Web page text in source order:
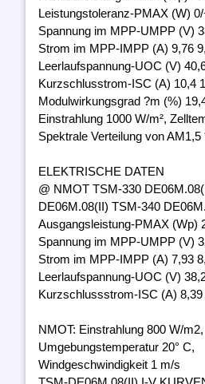
Leistungstoleranz-PMAX (W)
Spannung im MPP-UMPP (V)
Strom im MPP-IMPP (A) 9,76
Leerlaufspannung-UOC (V)
Kurzschlusstrom-ISC (A) 10,4
Modulwirkungsgrad ?m (%)
Einstrahlung 1000 W/m²,
Spektrale Verteilung von
ELEKTRISCHE DATEN
@ NMOT TSM-330
DE06M.08(II) TSM-340
Ausgangsleistung-PMAX (Wp)
Spannung im MPP-UMPP (V)
Strom im MPP-IMPP (A) 7,93
Leerlaufspannung-UOC (V)
Kurzschlussstrom-ISC (A) 8,39
NMOT: Einstrahlung 800 W/m2,
Umgebungstemperatur 20° C,
Windgeschwindigkeit 1 m/s